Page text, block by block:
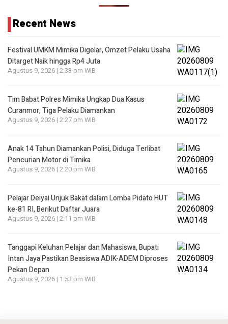
Recent News
Festival UMKM Mimika Digelar, Omzet Pelaku Usaha
Ditarget Naik hingga Rp4 Juta
Agustus 9, 2026 | 2:33 pm WIB
Tim Babat Polres Mimika Ungkap Dua Kasus
Curanmor, Tiga Pelaku Diamankan
Agustus 9, 2026 | 2:27 pm WIB
Anak 14 Tahun Diamankan Polisi, Diduga Terlibat
Pencurian Motor di Timika
Agustus 9, 2026 | 2:20 pm WIB
Pelajar Deiyai Unjuk Bakat dalam Lomba Pidato HUT
ke-81 RI, Berikut Daftar Juara
Agustus 9, 2026 | 2:11 pm WIB
Tanggapi Keluhan Pelajar dan Mahasiswa, Bupati
Intan Jaya Pastikan Beasiswa ADIK-ADEM Diproses
Pekan Depan
Agustus 9, 2026 | 1:53 pm WIB